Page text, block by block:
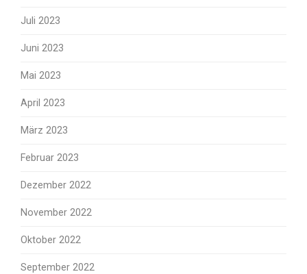
Juli 2023
Juni 2023
Mai 2023
April 2023
März 2023
Februar 2023
Dezember 2022
November 2022
Oktober 2022
September 2022